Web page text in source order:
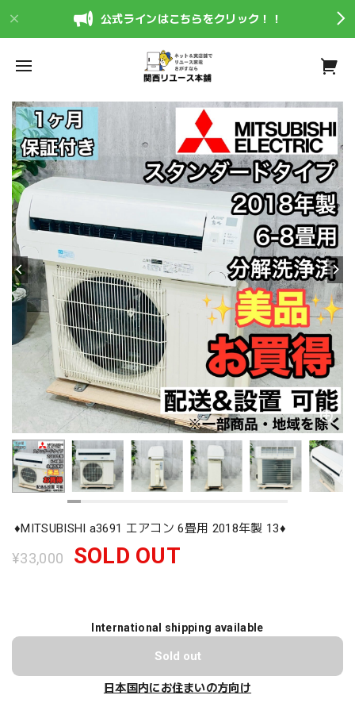
公式ラインはこちらをクリック！！
♦️MITSUBISHI a3691 エアコン 6畳用 2018年製 13♦️
¥33,000 SOLD OUT
International shipping available
Sold out
日本国内にお住まいの方向け